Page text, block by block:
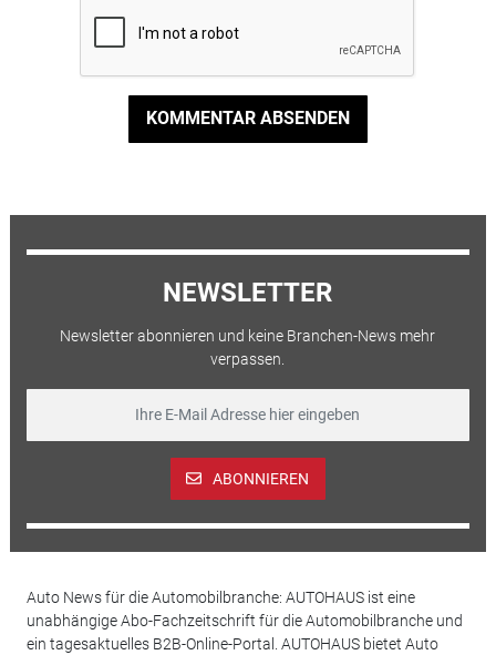
KOMMENTAR ABSENDEN
NEWSLETTER
Newsletter abonnieren und keine Branchen-News mehr
verpassen.
ABONNIEREN
Auto News für die Automobilbranche: AUTOHAUS ist eine
unabhängige Abo-Fachzeitschrift für die Automobilbranche und
ein tagesaktuelles B2B-Online-Portal. AUTOHAUS bietet Auto